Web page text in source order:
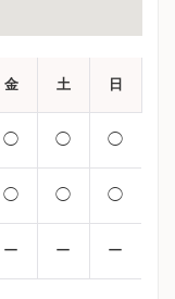
金 土 日
◯ ◯ ◯
◯ ◯ ◯
ー ー ー